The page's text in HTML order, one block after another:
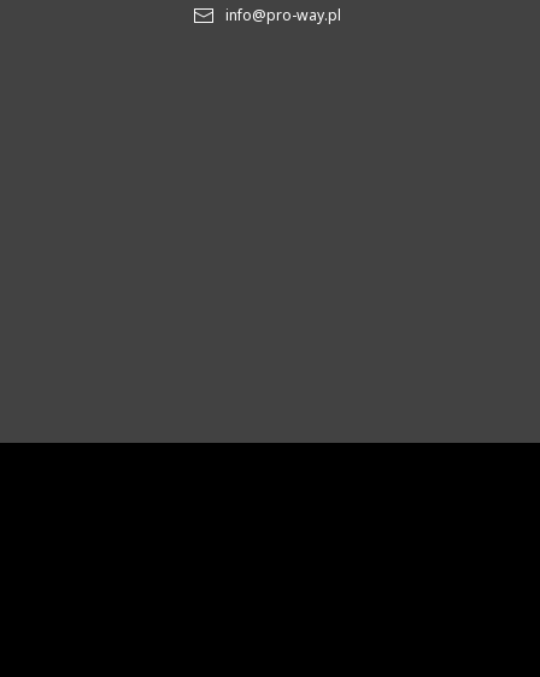
info@pro-way.pl